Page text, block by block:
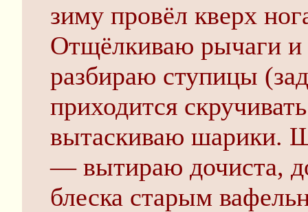
зиму провёл кверх
Отщёлкиваю рычаги и
разбираю ступицы
приходится
вытаскиваю шарики.
— вытираю дочиста,
блеска старым